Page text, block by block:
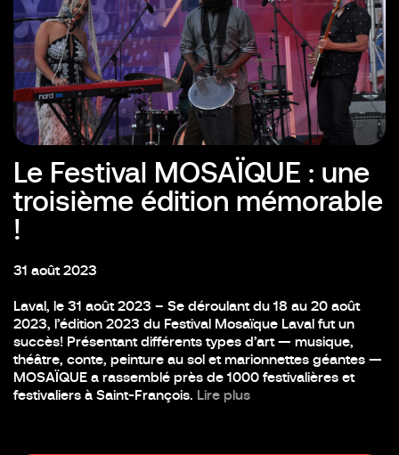
Le Festival MOSAÏQUE : une
troisième édition mémorable
!
31 août 2023
Laval, le 31 août 2023 – Se déroulant du 18 au 20 août
2023, l’édition 2023 du Festival Mosaïque Laval fut un
succès! Présentant différents types d’art — musique,
théâtre, conte, peinture au sol et marionnettes géantes —
MOSAÏQUE a rassemblé près de 1000 festivalières et
festivaliers à Saint-François. Lire plus